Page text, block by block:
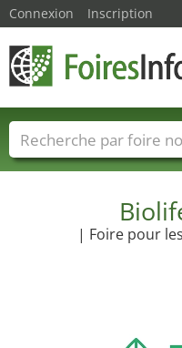
| Foire pour
Connexion Inscription
Foire noms Pays